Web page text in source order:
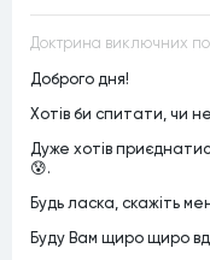
Доброго дня!
Хотів би спитати, чи
Дуже хотів
😰.
Будь ласка, скажіть
Буду Вам щиро щиро